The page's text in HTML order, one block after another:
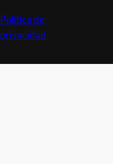
Política de
privacidad